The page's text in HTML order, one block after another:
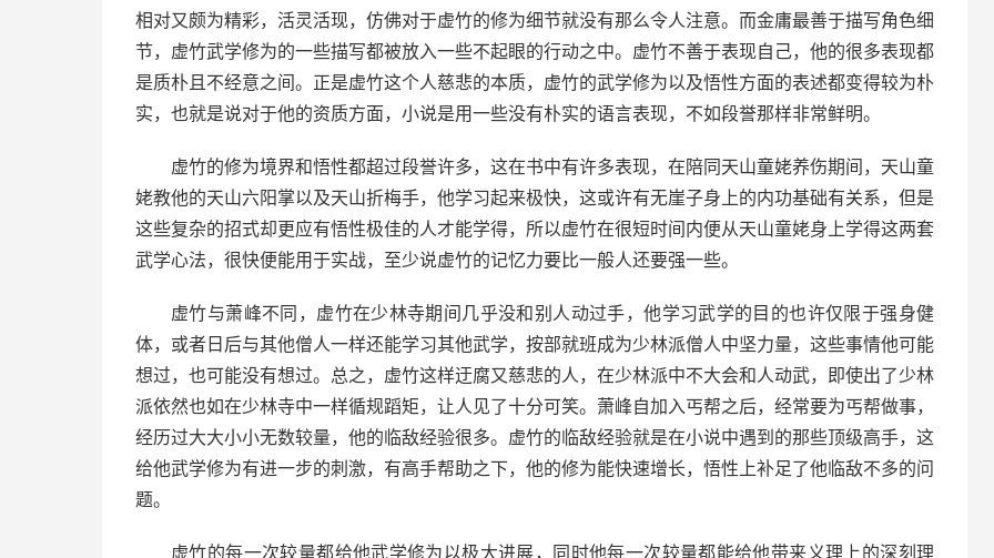
相对又颇为精彩，活灵活现，仿佛对于虚竹的修为细节就没有那么令人注意。而金庸最善于描写角色细
节，虚竹武学修为的一些描写都被放入一些不起眼的行动之中。虚竹不善于表现自己，他的很多表现都
是质朴且不经意之间。正是虚竹这个人慈悲的本质，虚竹的武学修为以及悟性方面的表述都变得较为朴
实，也就是说对于他的资质方面，小说是用一些没有朴实的语言表现，不如段誉那样非常鲜明。
虚竹的修为境界和悟性都超过段誉许多，这在书中有许多表现，在陪同天山童姥养伤期间，天山童
姥教他的天山六阳掌以及天山折梅手，他学习起来极快，这或许有无崖子身上的内功基础有关系，但是
这些复杂的招式却更应有悟性极佳的人才能学得，所以虚竹在很短时间内便从天山童姥身上学得这两套
武学心法，很快便能用于实战，至少说虚竹的记忆力要比一般人还要强一些。
虚竹与萧峰不同，虚竹在少林寺期间几乎没和别人动过手，他学习武学的目的也许仅限于强身健
体，或者日后与其他僧人一样还能学习其他武学，按部就班成为少林派僧人中坚力量，这些事情他可能
想过，也可能没有想过。总之，虚竹这样迂腐又慈悲的人，在少林派中不大会和人动武，即使出了少林
派依然也如在少林寺中一样循规蹈矩，让人见了十分可笑。萧峰自加入丐帮之后，经常要为丐帮做事，
经历过大大小小无数较量，他的临敌经验很多。虚竹的临敌经验就是在小说中遇到的那些顶级高手，这
给他武学修为有进一步的刺激，有高手帮助之下，他的修为能快速增长，悟性上补足了他临敌不多的问
题。
虚竹的每一次较量都给他武学修为以极大进展，同时他每一次较量都能给他带来义理上的深刻理